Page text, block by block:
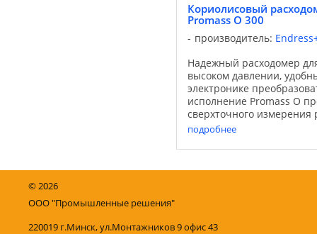
Кориолисовый
Promass O 300
производитель:
Надежный расходомер
высоком давлении,
электронике
исполнение Promass O
сверхточного измерения
и газов при высоком
нефтяной и газовой ...
подробнее
©2026
ООО "Промышленные решения"
220019 г.Минск, ул.Монтажников 9 офис 43